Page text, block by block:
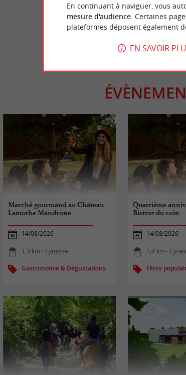
16,5 km - Castillon-la-Bataille
Marché gourmand au Château
Lamothe Mandrone
14/08/2026
1,3 km - Eynesse
Gastronomie & Dégustations
Quatrième
Bistrot du coin
14/08/2026
1,4 km -
Fêtes
En continuant à naviguer, vous
mesure d'audience. Certaines
plateformes déposent également
EN SAVOIR